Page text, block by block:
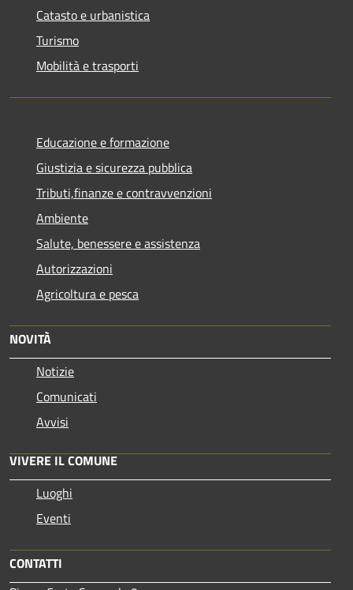
Catasto e urbanistica
Turismo
Mobilità e trasporti
Educazione e formazione
Giustizia e sicurezza pubblica
Tributi,finanze e contravvenzioni
Ambiente
Salute, benessere e assistenza
Autorizzazioni
Agricoltura e pesca
NOVITÀ
Notizie
Comunicati
Avvisi
VIVERE IL COMUNE
Luoghi
Eventi
CONTATTI